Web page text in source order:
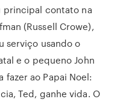
principal contato na
(Russell Crowe),
serviço usando o
e o pequeno John
ao Papai Noel:
Ted, ganhe vida. O